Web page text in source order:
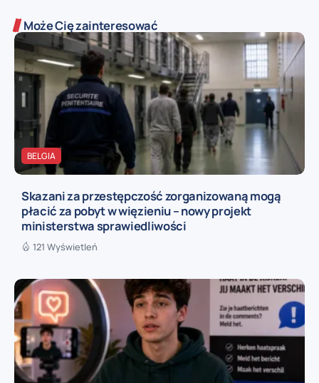
Może Cię zainteresować
BELGIA
Skazani za przestępczość zorganizowaną mogą
płacić za pobyt w więzieniu – nowy projekt
ministerstwa sprawiedliwości
121 Wyświetleń